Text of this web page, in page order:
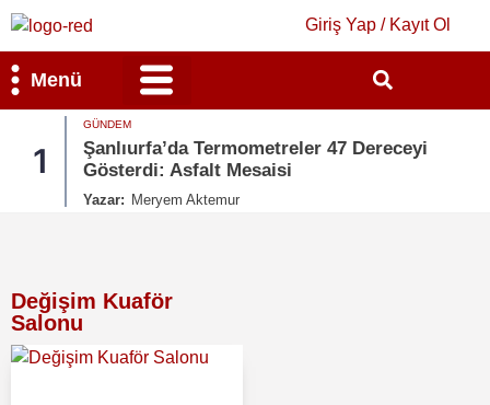
Giriş Yap / Kayıt Ol
Menü
1
GÜNDEM
Şanlıurfa’da Termometreler 47 Dereceyi
Gösterdi: Asfalt Mesaisi
Yazar: Meryem Aktemur
Değişim Kuaför
Salonu